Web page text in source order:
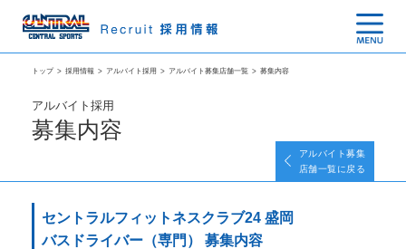
トップ > 採用情報 > アルバイト採用 > アルバイト募集店舗一覧 > 募集内容
アルバイト採用
募集内容
アルバイト募集
店舗一覧に戻る
セントラルフィットネスクラブ24 盛岡
バスドライバー（専門） 募集内容